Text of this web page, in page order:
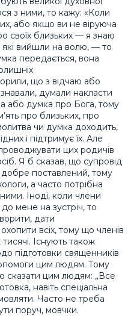
з ними, то кажу: «Коли
або якщо ви не віруюча
своїх близьких — я знаю
які вийшли на волю, — то
передається, вона
що з відчаю або
думали накласти
або думка про Бога, тому
про близьких, про
чи думка доходить,
і підтримує їх. Але
цих родичів
Я б сказав, що супровід
поставлений, тому
а часто потрібна
Іноді, коли члени
мене на зустріч, то
дати
всіх, тому що членів
Існують також
підготовки священників
цим людям. Тому
сказати цим людям: „Все
навіть спеціальна
Часто не треба
поруч, мовчки.